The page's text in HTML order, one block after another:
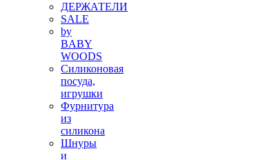
ДЕРЖАТЕЛИ
SALE
by
BABY
WOODS
Силиконовая
посуда,
игрушки
Фурнитура
из
силикона
Шнуры
и